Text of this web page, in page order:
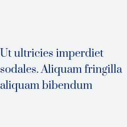
Ut ultricies imperdiet
sodales. Aliquam fringilla
aliquam bibendum